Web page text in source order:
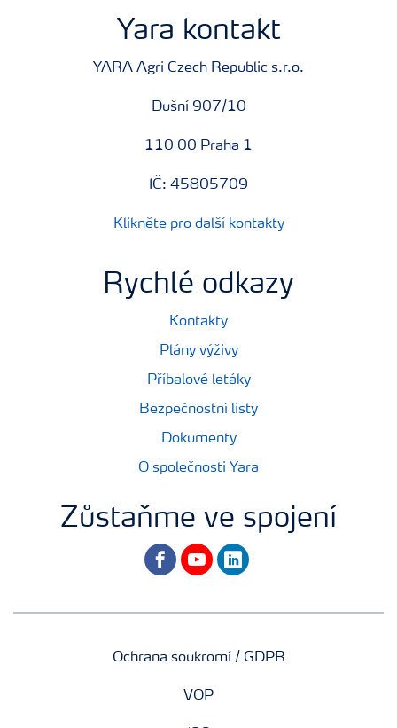
Yara kontakt
YARA Agri Czech Republic s.r.o.
Dušní 907/10
110 00 Praha 1
IČ: 45805709
Klikněte pro další kontakty
Rychlé odkazy
Kontakty
Plány výživy
Příbalové letáky
Bezpečnostní listy
Dokumenty
O společnosti Yara
Zůstaňme ve spojení
facebookyoutubelinkedin
Ochrana soukromí / GDPR
VOP